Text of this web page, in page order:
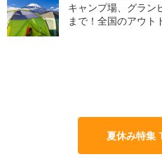
キャンプ場、グラン
まで！全国のアウト
夏休み特集